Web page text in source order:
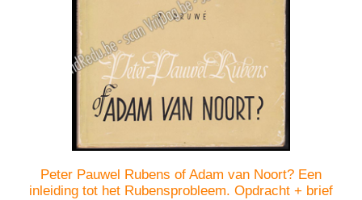
Peter Pauwel Rubens of Adam van Noort? Een
inleiding tot het Rubensprobleem. Opdracht + brief